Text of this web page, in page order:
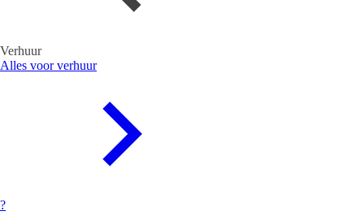
Verhuur
Alles voor verhuur
?